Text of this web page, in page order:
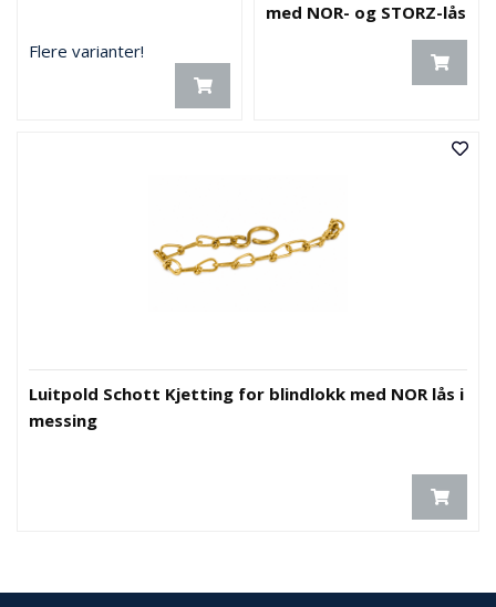
Flere varianter!
med NOR- og STORZ-lås
Luitpold Schott Kjetting for blindlokk med NOR lås i
messing